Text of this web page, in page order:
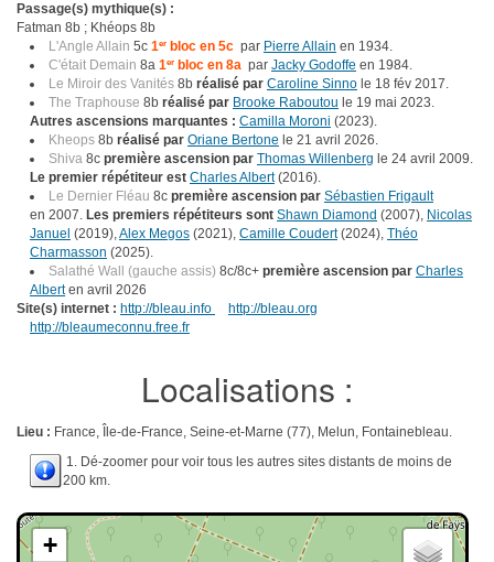
Passage(s) mythique(s) :
Fatman 8b ; Khéops 8b
L'Angle Allain 5c 1er bloc en 5c par Pierre Allain en 1934.
C'était Demain 8a 1er bloc en 8a par Jacky Godoffe en 1984.
Le Miroir des Vanités 8b réalisé par Caroline Sinno le 18 fév 2017.
The Traphouse 8b réalisé par Brooke Raboutou le 19 mai 2023.
Autres ascensions marquantes : Camilla Moroni (2023).
Kheops 8b réalisé par Oriane Bertone le 21 avril 2026.
Shiva 8c première ascension par Thomas Willenberg le 24 avril 2009.
Le premier répétiteur est Charles Albert(2016).
Le Dernier Fléau 8c première ascension par Sébastien Frigault
en 2007. Les premiers répétiteurs sont Shawn Diamond (2007), Nicolas
Januel (2019),Alex Megos (2021), Camille Coudert(2024), Théo
Charmasson (2025).
Salathé Wall (gauche assis) 8c/8c+ première ascension par Charles
Alberten avril 2026
Site(s) internet : http://bleau.info
http://bleau.org
http://bleaumeconnu.free.fr
Localisations :
Lieu : France, Île-de-France, Seine-et-Marne (77), Melun, Fontainebleau.
1. Dé-zoomer pour voir tous les autres sites distants de moins de
200 km.
+